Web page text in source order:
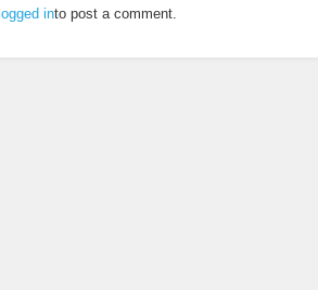
logged into post a comment.